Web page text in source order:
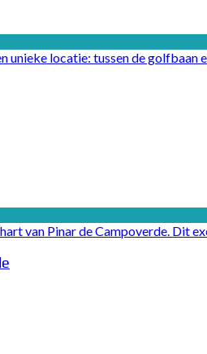
unieke locatie: tussen de golfbaan
van Pinar de Campoverde. Dit